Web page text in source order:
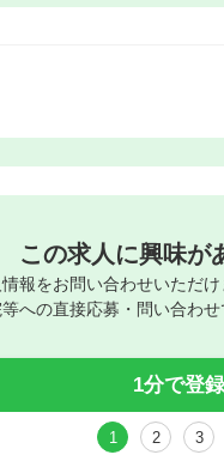
この求人に興味が
報をお問い合わせいただけ
への直接応募・問い合わ
1分で登
1 2 3